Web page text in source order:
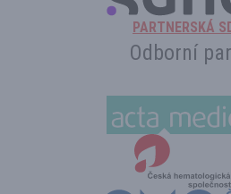
PARTNERSKÁ
Odborní